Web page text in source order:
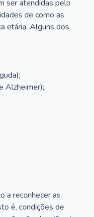
ser atendidas pelo
de como as
etária. Alguns dos
Alzheimer);
a reconhecer as
é, condições de